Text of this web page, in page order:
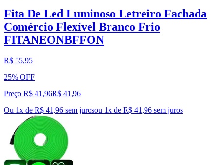
Fita De Led Luminoso Letreiro Fachada
Comércio Flexível Branco Frio
FITANEONBFFON
R$ 55,95
25% OFF
Preço R$ 41,96R$ 41 ,96
Ou 1x de R$ 41,96 sem jurosou 1x de R$ 41,96 sem juros